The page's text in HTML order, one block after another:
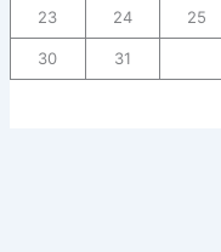
23 24 25
30 31